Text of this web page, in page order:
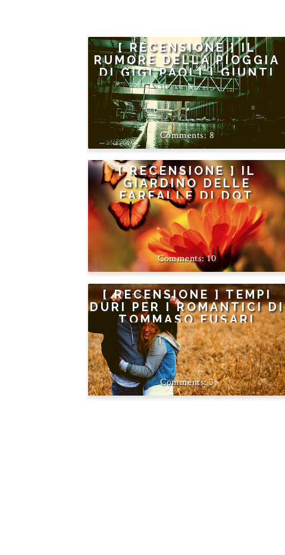
[ RECENSIONE ] IL
RUMORE DELLA PIOGGIA
DI GIGI PAOLI | GIUNTI
8
[ RECENSIONE ] IL
GIARDINO DELLE
FARFALLE DI DOT
HUTCHISON
10
[ RECENSIONE ] TEMPI
DURI PER I ROMANTICI DI
TOMMASO FUSARI
3